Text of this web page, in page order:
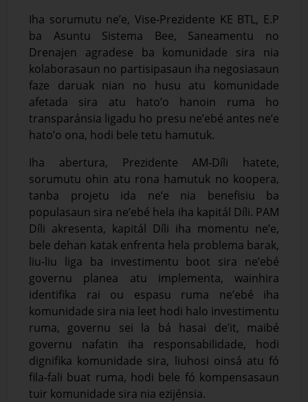
Iha sorumutu ne’e, Vise-Prezidente KE BTL, E.P
ba Asuntu Sistema Bee, Saneamentu no
Drenajen agradese ba komunidade sira nia
kolaborasaun no partisipasaun iha negosiasaun
faze daruak nian no husu atu komunidade
afetada sira atu hato’o hanoin ruma ho
transparánsia ligadu ho presu ne’ebé antes ne’e
hato’o ona, hodi bele tetu hamutuk.
Iha abertura, Prezidente AM-Díli hatete,
sorumutu ohin atu rona hamutuk no koopera,
tanba projetu ida ne’e nia benefisiu ba
populasaun sira ne’ebé hela iha kapitál Díli. PAM
Díli akresenta, kapitál Díli iha momentu ne’e,
bele dehan katak enfrenta hela problema barak,
liu-liu liga ba investimentu boot sira ne’ebé
governu planea atu implementa, wainhira
identifika rai ou espasu ruma ne’ebé iha
komunidade sira nia leet hodi halo investimentu
ruma, governu sei la bá hasai de’it, maibé
governu nafatin iha responsabilidade, hodi
dignifika komunidade sira, liuhosi oinsá atu fó
fila-fali buat ruma, hodi bele fó kompensasaun
tuir komunidade sira nia ezijénsia.